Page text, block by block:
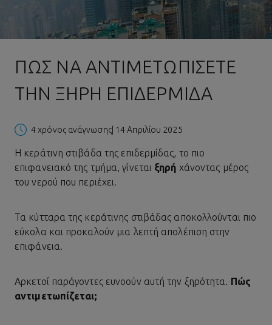
ΠΏΣ ΝΑ ΑΝΤΙΜΕΤΩΠΊΣΕΤΕ
ΤΗΝ ΞΗΡΉ ΕΠΙΔΕΡΜΊΔΑ
4 χρόνος ανάγνωσης| 14 Απριλίου 2025
Η κεράτινη στιβάδα της επιδερμίδας, το πιο
επιφανειακό της τμήμα, γίνεται ξηρή χάνοντας μέρος
του νερού που περιέχει.
Τα κύτταρα της κεράτινης στιβάδας αποκολλούνται πιο
εύκολα και προκαλούν μια λεπτή απολέπιση στην
επιφάνεια.
Αρκετοί παράγοντες ευνοούν αυτή την ξηρότητα. Πώς
αντιμετωπίζεται;